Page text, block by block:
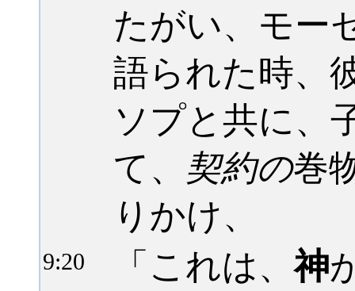
たがい、モー
語られた時、
ソプと共に、
て、 契約の巻
りかけ、
9:20 「これは、神